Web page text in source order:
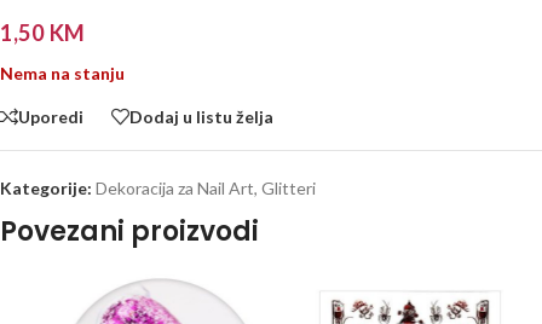
1,50 KM
Nema na stanju
Uporedi Dodaj u listu želja
Kategorije: Dekoracija za Nail Art, Glitteri
Povezani proizvodi